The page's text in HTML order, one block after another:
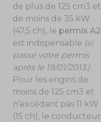
de plus de 125 cm3 et
de moins de 35 kW
(47,5 ch), le permis A2
est indispensable (si
passé votre permis
après le 19/01/2013.)
Pour les engins de
moins de 125 cm3 et
n’excédant pas 11 kW
(15 ch), le conducteur